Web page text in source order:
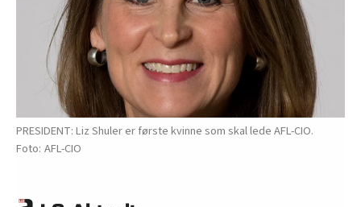
PRESIDENT: Liz Shuler er første kvinne som skal lede AFL-CIO.
AFL-CIO